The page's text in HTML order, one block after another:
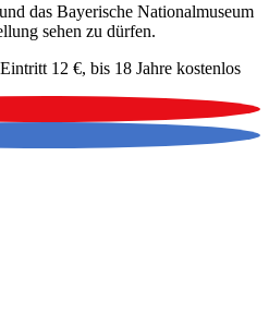
das Bayerische Nationalmuseum
sehen zu dürfen.
12 €, bis 18 Jahre kostenlos